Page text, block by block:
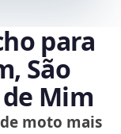
para
São
de Mim
moto mais